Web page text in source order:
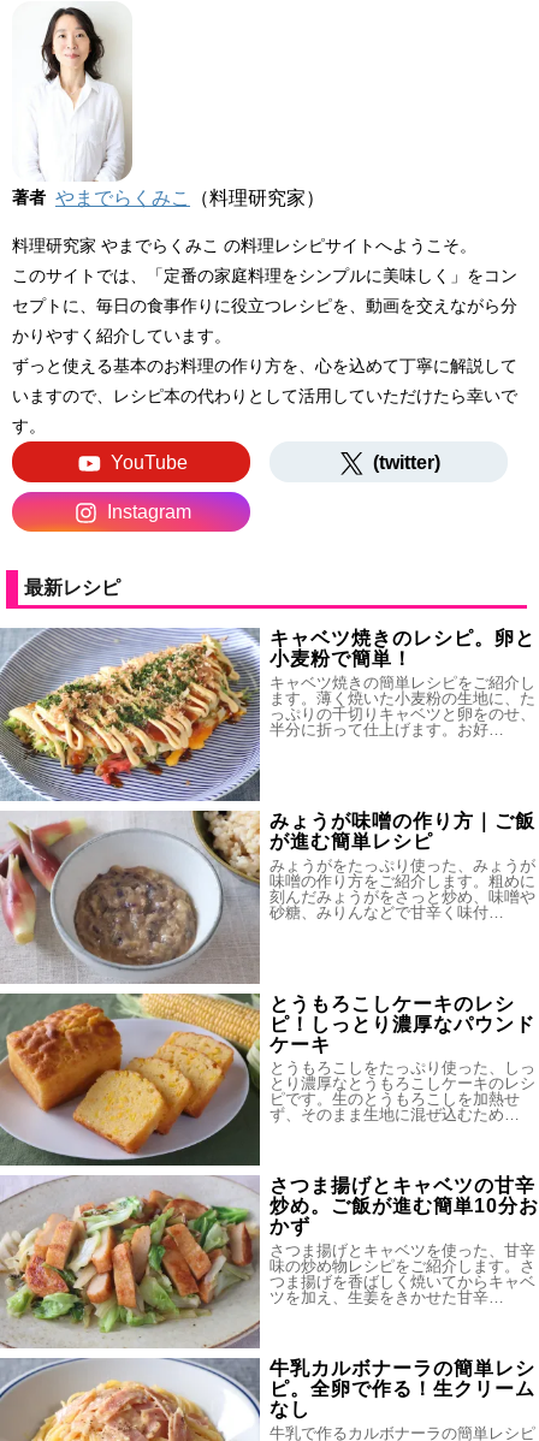
著者 やまでらくみこ （料理研究家）
料理研究家 やまでらくみこ の料理レシピサイトへようこそ。
このサイトでは、「定番の家庭料理をシンプルに美味しく」をコン
セプトに、毎日の食事作りに役立つレシピを、動画を交えながら分
かりやすく紹介しています。
ずっと使える基本のお料理の作り方を、心を込めて丁寧に解説して
いますので、レシピ本の代わりとして活用していただけたら幸いで
す。
YouTube (twitter)
Instagram
最新レシピ
キャベツ焼きのレシピ。卵と
小麦粉で簡単！
キャベツ焼きの簡単レシピをご紹介し
ます。薄く焼いた小麦粉の生地に、た
っぷりの千切りキャベツと卵をのせ、
半分に折って仕上げます。お好…
みょうが味噌の作り方｜ご飯
が進む簡単レシピ
みょうがをたっぷり使った、みょうが
味噌の作り方をご紹介します。粗めに
刻んだみょうがをさっと炒め、味噌や
砂糖、みりんなどで甘辛く味付…
とうもろこしケーキのレシ
ピ！しっとり濃厚なパウンド
ケーキ
とうもろこしをたっぷり使った、しっ
とり濃厚なとうもろこしケーキのレシ
ピです。生のとうもろこしを加熱せ
ず、そのまま生地に混ぜ込むため…
さつま揚げとキャベツの甘辛
炒め。ご飯が進む簡単10分お
かず
さつま揚げとキャベツを使った、甘辛
味の炒め物レシピをご紹介します。さ
つま揚げを香ばしく焼いてからキャベ
ツを加え、生姜をきかせた甘辛…
牛乳カルボナーラの簡単レシ
ピ。全卵で作る！生クリーム
なし
牛乳で作るカルボナーラの簡単レシピ